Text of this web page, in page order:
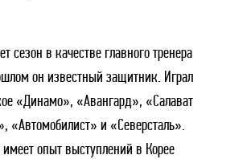
сезон в качестве главного тренера
он известный защитник. Играл
«Динамо», «Авангард», «Салават
«Автомобилист» и «Северсталь».
опыт выступлений в Корее